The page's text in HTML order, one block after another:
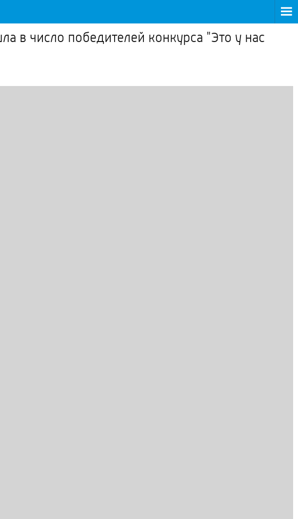
в число победителей конкурса "Это у нас